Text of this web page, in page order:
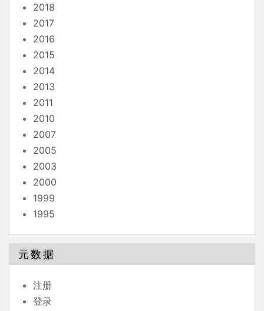
2018
2017
2016
2015
2014
2013
2011
2010
2007
2005
2003
2000
1999
1995
元数据
注册
登录